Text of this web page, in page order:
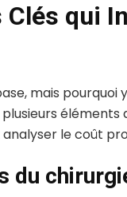
Clés qui
mais
plusieurs
le coût
du